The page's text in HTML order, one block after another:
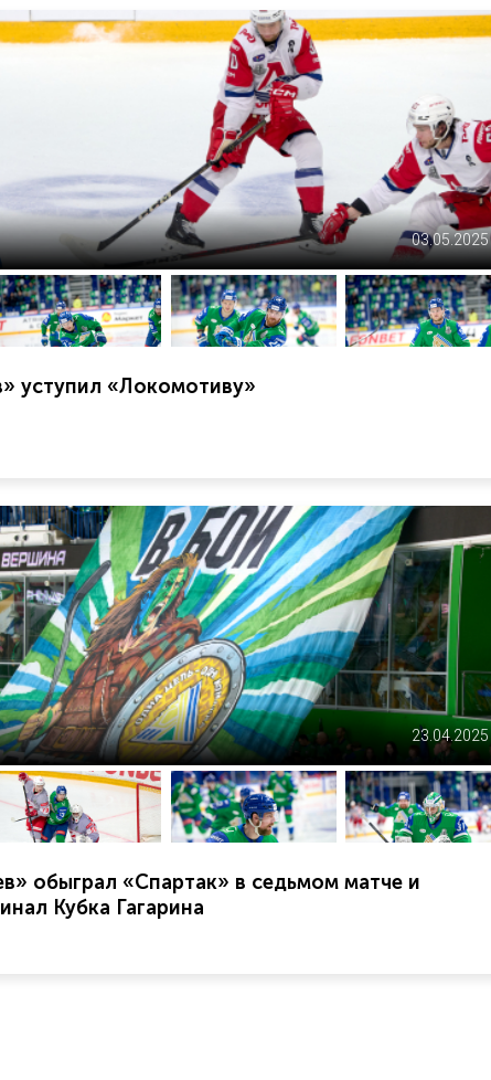
03.05.2025
уступил «Локомотиву»
23.04.2025
обыграл «Спартак» в седьмом матче и
Кубка Гагарина